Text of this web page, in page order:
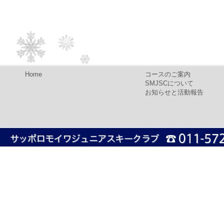
Home
コースのご案内
SMJSCについて
お知らせと活動報告